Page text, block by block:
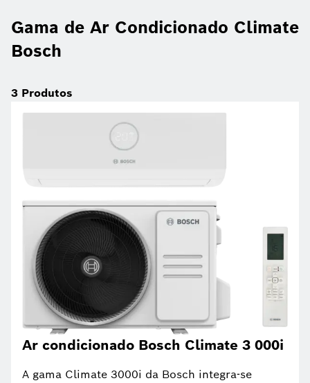
Gama de Ar Condicionado Climate
Bosch
3 Produtos
Ar condicionado Bosch Climate 3 000i
A gama Climate 3000i da Bosch integra-se